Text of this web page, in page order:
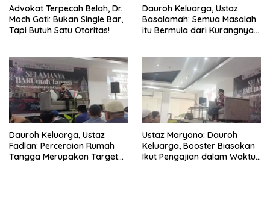
Advokat Terpecah Belah, Dr.
Moch Gati: Bukan Single Bar,
Tapi Butuh Satu Otoritas!
Dauroh Keluarga, Ustaz
Basalamah: Semua Masalah
itu Bermula dari Kurangnya
Dauroh Keluarga, Ustaz
Fadlan: Perceraian Rumah
Tangga Merupakan Target
Ustaz Maryono: Dauroh
Keluarga, Booster Biasakan
Ikut Pengajian dalam Waktu